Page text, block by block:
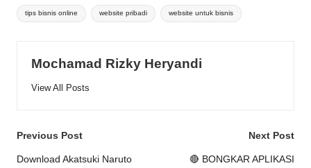
tips bisnis online website pribadi website untuk bisnis
Mochamad Rizky Heryandi
View All Posts
Post
navigation
Previous Post
Download Akatsuki Naruto
Next Post
🔴 BONGKAR APLIKASI